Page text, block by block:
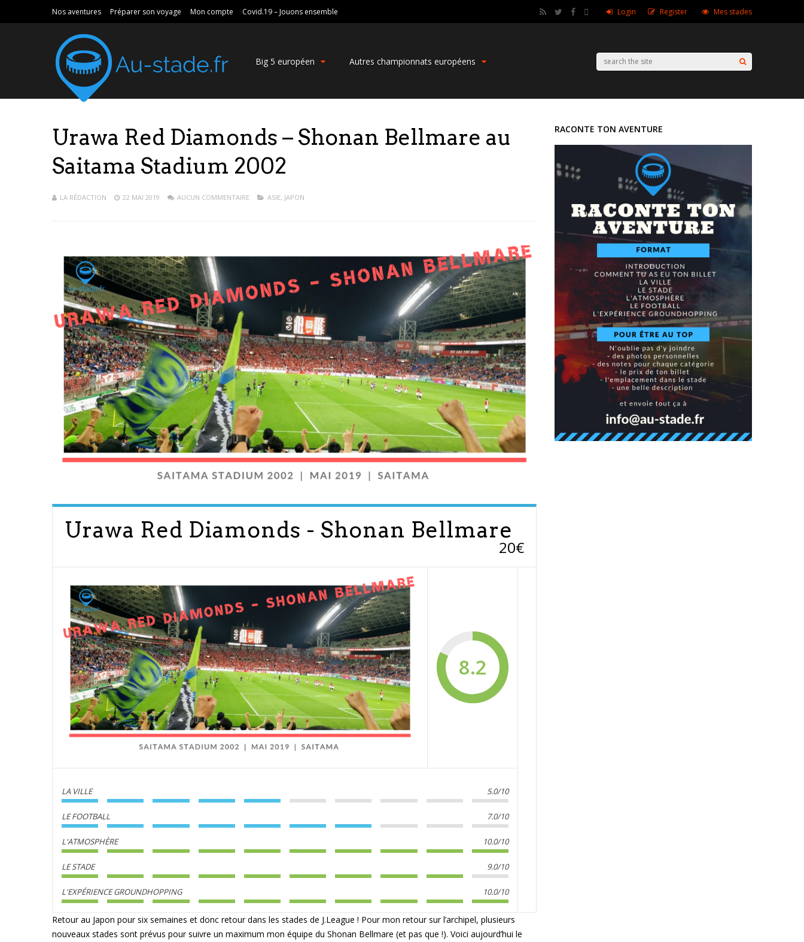
Nos aventures Préparer son voyage Mon compte Covid.19 – Jouons ensemble Login Register Mes stades
Big 5 européen Autres championnats européens
Urawa Red Diamonds – Shonan Bellmare au
Saitama Stadium 2002
LA RÉDACTION 22 MAI 2019 AUCUN COMMENTAIRE ASIE, JAPON
Urawa Red Diamonds - Shonan Bellmare
20€
8.2
LA VILLE 5.0/10
LE FOOTBALL 7.0/10
L'ATMOSPHÈRE 10.0/10
LE STADE 9.0/10
L'EXPÉRIENCE GROUNDHOPPING 10.0/10
Retour au Japon pour six semaines et donc retour dans les stades de J.League ! Pour mon retour sur l’archipel, plusieurs
nouveaux stades sont prévus pour suivre un maximum mon équipe du Shonan Bellmare (et pas que !). Voici aujourd’hui le
RACONTE TON AVENTURE